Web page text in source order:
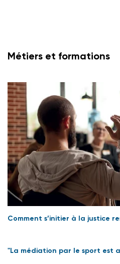
Métiers et formations
Comment s’initier à la justice
"La médiation par le sport est